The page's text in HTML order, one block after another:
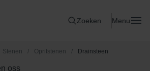
Zoeken Menu
Stenen / Opritstenen / Drainsteen